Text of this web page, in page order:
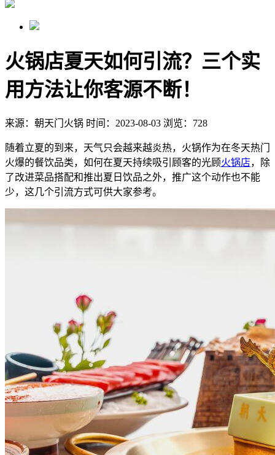
火锅店夏天如何引流？三个实
用方法让你客源不断！
来源：朝天门火锅 时间：2023-08-03 浏览：728
随着立夏的到来，天气只会越来越炎热，火锅作为在冬天热门
火爆的餐饮品类，如何在夏天持续吸引顾客的光顾火锅店，除
了改进菜品搭配和推出夏日饮品之外，推广这个动作也不能
少，这几个引流方式可供大家参考。